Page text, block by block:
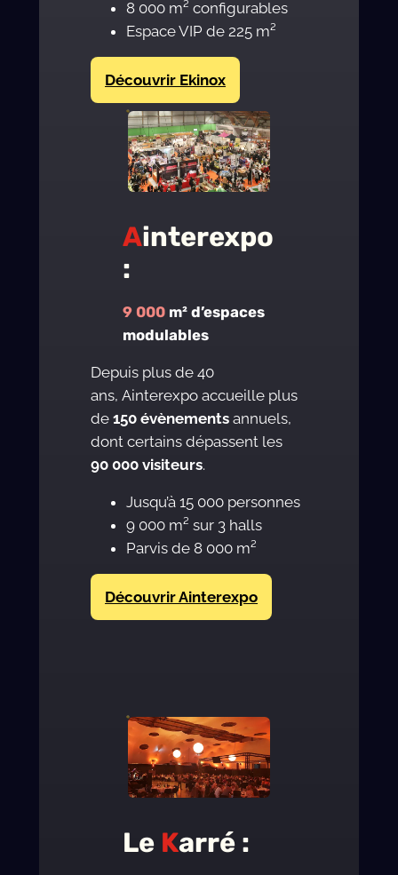
8 000 m² configurables
Espace VIP de 225 m²
Découvrir Ekinox
Ainterexpo
:
9 000m² d’espaces
modulables
Depuis plus de 40
ans, Ainterexpo accueille plus
de150 évènements annuels,
dont certains dépassent les
90 000 visiteurs.
Jusqu’à 15 000 personnes
9 000 m² sur 3 halls
Parvis de 8 000 m²
Découvrir Ainterexpo
Le Karré :